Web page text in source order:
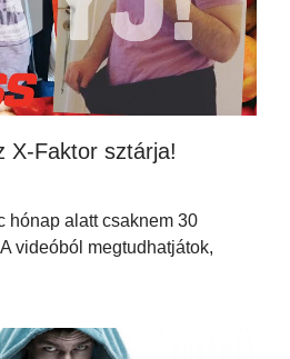
X-Faktor sztárja!
hónap alatt csaknem 30
videóból megtudhatjátok,